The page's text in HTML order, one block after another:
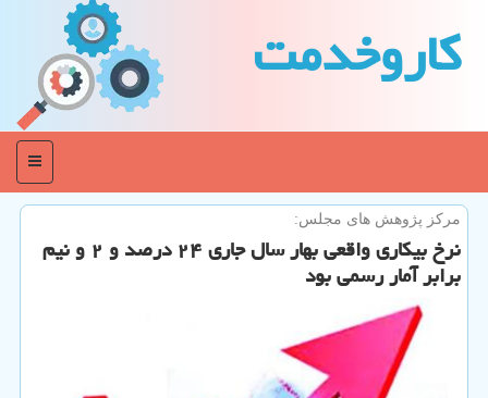
كاروخدمت
منو
مركز پژوهش های مجلس:
نرخ بیكاری واقعی بهار سال جاری ۲۴ درصد و ۲ و نیم
برابر آمار رسمی بود